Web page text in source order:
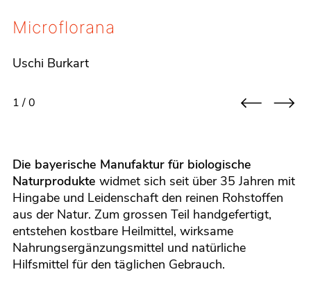
Microflorana
Details
Uschi Burkart
1 / 0
Die bayerische Manufaktur für biologische
Naturprodukte widmet sich seit über 35 Jahren mit
Hingabe und Leidenschaft den reinen Rohstoffen
aus der Natur. Zum grossen Teil handgefertigt,
entstehen kostbare Heilmittel, wirksame
Nahrungsergänzungsmittel und natürliche
Hilfsmittel für den täglichen Gebrauch.